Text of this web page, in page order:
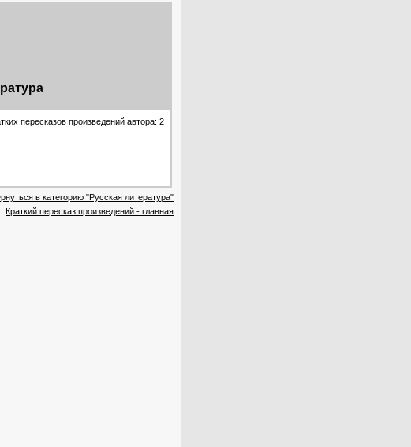
пересказов произведений автора: 2
в категорию "Русская литература"
Краткий пересказ произведений - главная